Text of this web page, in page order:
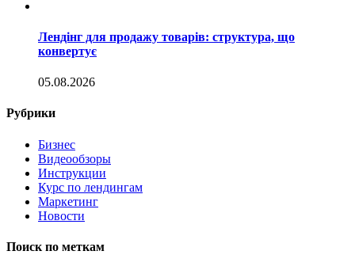
Лендінг для продажу товарів: структура, що
конвертує
05.08.2026
Рубрики
Бизнес
Видеообзоры
Инструкции
Курс по лендингам
Маркетинг
Новости
Поиск по меткам